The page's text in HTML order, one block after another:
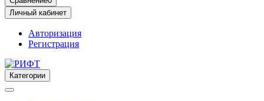
Личный кабинет
Авторизация
Регистрация
Категории